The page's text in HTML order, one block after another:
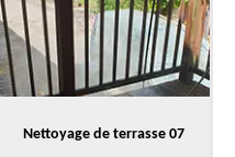
Nettoyage de terrasse 07